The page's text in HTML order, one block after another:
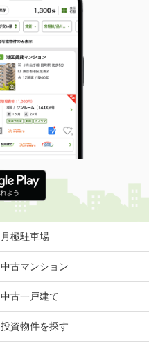
月極駐車場
中古マンション
中古一戸建て
投資物件を探す